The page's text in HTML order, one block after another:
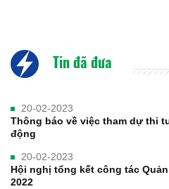
Tin đã đưa
20-02-2023
Thông báo về việc tham dự thi
động
20-02-2023
Hội nghị tổng kết công tác
2022